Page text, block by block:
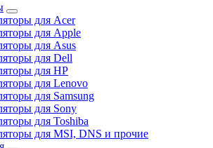
для Acer
для Apple
для Asus
для Dell
для HP
для Lenovo
для Samsung
для Sony
для Toshiba
для MSI, DNS и прочие